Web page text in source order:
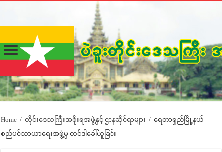
Home / တိုင်းဒေသကြီးအစိုးရအဖွဲ့နှင့် ဌာနဆိုင်ရာများ / ရေတာရှည်မြို့နယ်
စည်ပင်သာယာရေးအဖွဲ့မှ တင်ဒါခေါ်ယူခြင်း